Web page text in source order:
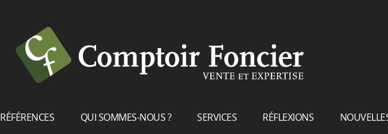
RÉFÉRENCES QUI SOMMES-NOUS ? SERVICES RÉFLEXIONS